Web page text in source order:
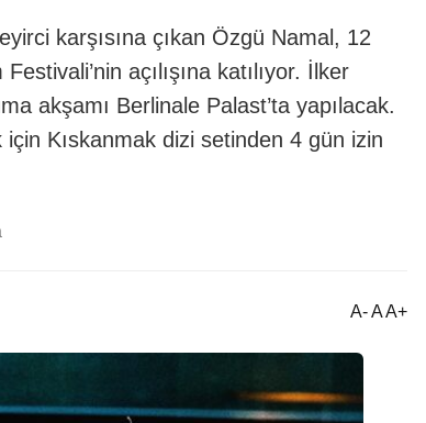
karşısına çıkan Özgü Namal, 12
açılışına katılıyor. İlker
akşamı Berlinale Palast’ta yapılacak.
Kıskanmak dizi setinden 4 gün izin
A- A A+